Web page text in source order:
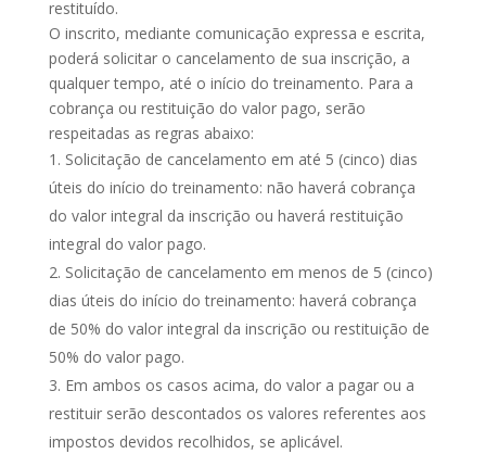
restituído.
O inscrito, mediante comunicação expressa e escrita,
poderá solicitar o cancelamento de sua inscrição, a
qualquer tempo, até o início do treinamento. Para a
cobrança ou restituição do valor pago, serão
respeitadas as regras abaixo:
Solicitação de cancelamento em até 5 (cinco) dias
úteis do início do treinamento: não haverá cobrança
do valor integral da inscrição ou haverá restituição
integral do valor pago.
Solicitação de cancelamento em menos de 5 (cinco)
dias úteis do início do treinamento: haverá cobrança
de 50% do valor integral da inscrição ou restituição de
50% do valor pago.
Em ambos os casos acima, do valor a pagar ou a
restituir serão descontados os valores referentes aos
impostos devidos recolhidos, se aplicável.